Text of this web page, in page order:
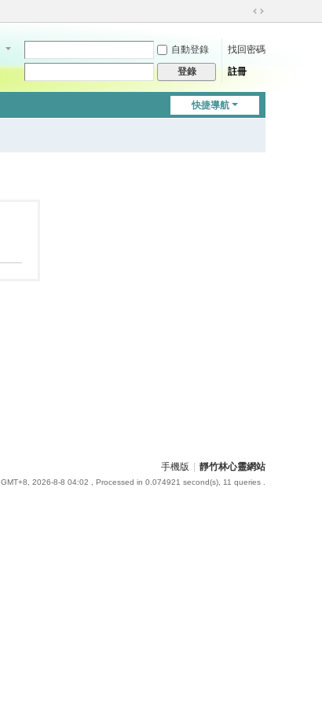
切
到
自動登錄
找回密碼
登錄 註冊
快捷導航
手機版 靜竹林心靈網站
GMT+8, 2026-8-8 04:02 , Processed in 0.074921 second(s), 11 queries .